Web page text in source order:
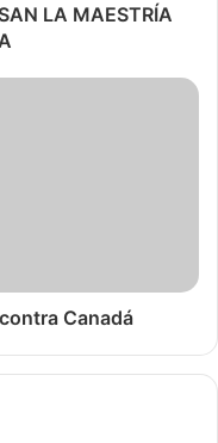
LA MAESTRÍA
Canadá